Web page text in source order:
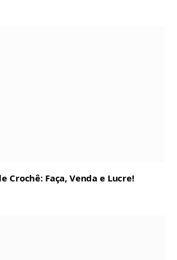
Crochê: Faça, Venda e Lucre!